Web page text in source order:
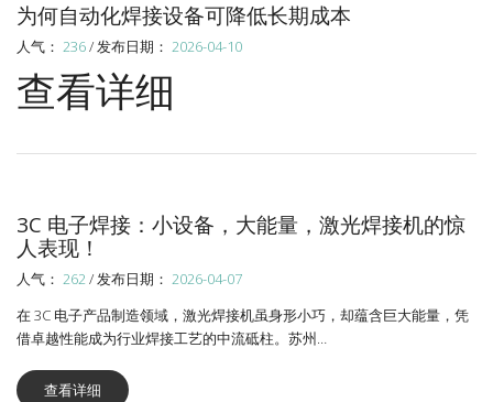
为何自动化焊接设备可降低长期成本
人气： 236/ 发布日期： 2026-04-10
查看详细
3C 电子焊接：小设备，大能量，激光焊接机的惊
人表现！
人气： 262/ 发布日期： 2026-04-07
在 3C 电子产品制造领域，激光焊接机虽身形小巧，却蕴含巨大能量，凭
借卓越性能成为行业焊接工艺的中流砥柱。苏州…
查看详细